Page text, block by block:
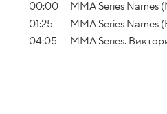
00:00
MMA Series Names
01:25
MMA Series
04:05
MMA Series.